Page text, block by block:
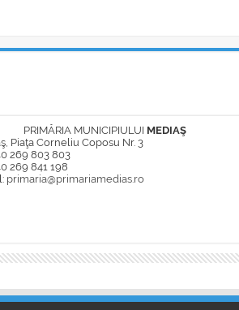
PRIMĂRIA MUNICIPIULUI MEDIAŞ
Piaţa Corneliu Coposu Nr. 3
269 803 803
269 841 198
primaria@primariamedias.ro